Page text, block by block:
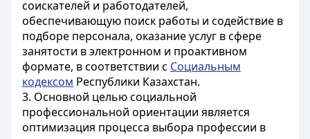
соискателей и работодателей,
обеспечивающую поиск работы и содействие в
подборе персонала, оказание услуг в сфере
занятости в электронном и проактивном
формате, в соответствии с Социальным
кодексом Республики Казахстан.
3. Основной целью социальной
профессиональной ориентации является
оптимизация процесса выбора профессии в